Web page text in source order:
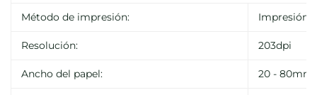
Método de impresión: Impresión
Resolución: 203dpi
Ancho del papel: 20 - 80mm